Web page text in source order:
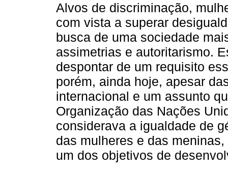
Alvos de discriminação,
com vista a superar
busca de uma sociedade
assimetrias e autoritarismo.
despontar de um requisito
porém, ainda hoje, apesar
internacional e um assunto
Organização das Nações
considerava a igualdade de
das mulheres e das
um dos objetivos de